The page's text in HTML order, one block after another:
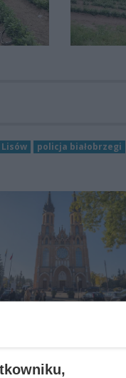
Lisów policja białobrzegi